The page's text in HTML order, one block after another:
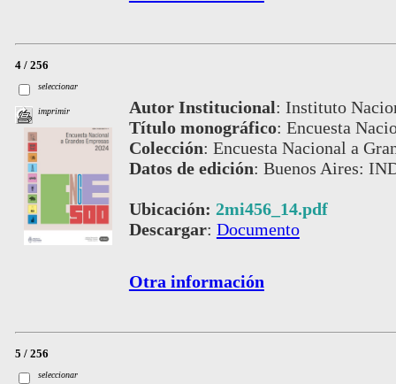
4 / 256
seleccionar
imprimir Autor Institucional: Instituto
Título monográfico: Encuesta
Colección: Encuesta Nacional a
Datos de edición: Buenos Aires:
Ubicación: 2mi456_14.pdf
Descargar: Documento
Otra información
5 / 256
seleccionar